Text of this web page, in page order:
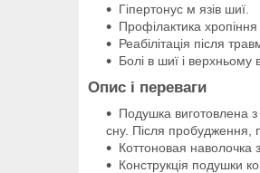
Гіпертонус м язів шиї.
Профілактика хропіння
Реабілітація після
Болі в шиї і верхньому
Опис і переваги
Подушка виготовлена
сну. Після пробудження,
Коттоновая наволочка
Конструкція подушки